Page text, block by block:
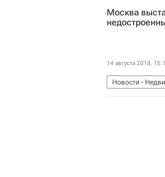
Москва
14 августа 2018,
Новости -